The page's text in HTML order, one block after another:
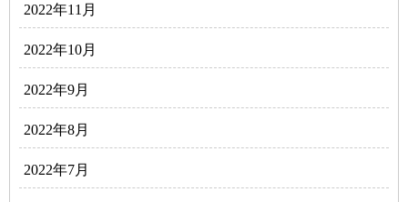
2022年11月
2022年10月
2022年9月
2022年8月
2022年7月